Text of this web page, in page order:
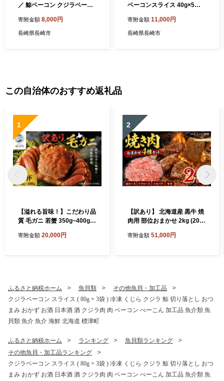
／ 鯨ベーコン クジラベーコ
ラ肉 くじら肉 鯨 クジラ くじ
ら おつまみ 酒の肴 冷凍
寄附金額 8,000円
長崎県長崎市
ベーコンスライス 40g×5個
おかず 長崎
寄附金額 11,000円
長崎県長崎市
この自治体のおすすめ返礼品
1
【溢れる旨味！】こだわり品
質 毛ガニ 若蟹 350g~400g 3
産 蟹 かに カニ 毛がに 毛蟹
カニ脚 かに北海道 北海道産
魚貝類 魚介類 海鮮 魚介 魚貝
お盆 お祝い プレゼント 北海
道 標津町
寄附金額 20,000円
2
【訳あり】 北海道産 黒牛 焼
肉用 部位おまかせ 2kg (200
冷凍 アンガス牛
寄附金額 51,000円
ふるさと納税ホーム 魚貝類
その他魚貝・加工品
クジラベーコン スライス ( 80g × 3袋 ) 冷凍 くじら クジラ 鯨 切り落とし おつ
まみ おかず お酒 日本酒 酒 クジラ肉 肉 ベーコン べーこん 加工品 魚介類 魚
貝類 魚介 魚介 海鮮 北海道 標津町
ふるさと納税ホーム ランキング
魚貝類ランキング
その他魚貝・加工品ランキング
クジラベーコン スライス ( 80g × 3袋 ) 冷凍 くじら クジラ 鯨 切り落とし おつ
まみ おかず お酒 日本酒 酒 クジラ肉 肉 ベーコン べーこん 加工品 魚介類 魚